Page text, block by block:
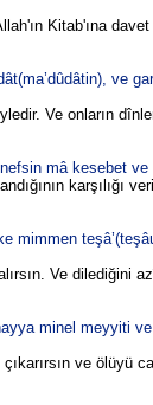
Kitab'ına
ve
Ve onların
mâ kesebet ve
karşılığı
mimmen
Ve dilediğini
minel meyyiti
ve ölüyü